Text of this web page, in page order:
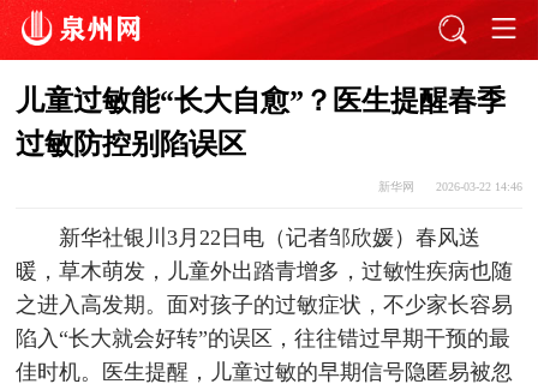
儿童过敏能“长大自愈”？医生提醒春季
过敏防控别陷误区
新华网 2026-03-22 14:46
新华社银川3月22日电（记者邹欣媛）春风送
暖，草木萌发，儿童外出踏青增多，过敏性疾病也随
之进入高发期。面对孩子的过敏症状，不少家长容易
陷入“长大就会好转”的误区，往往错过早期干预的最
佳时机。医生提醒，儿童过敏的早期信号隐匿易被忽